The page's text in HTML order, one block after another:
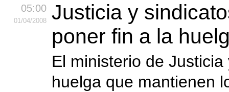
05:00
01/04/2008
Justicia y
poner fin a la
El ministerio de
huelga que mantienen